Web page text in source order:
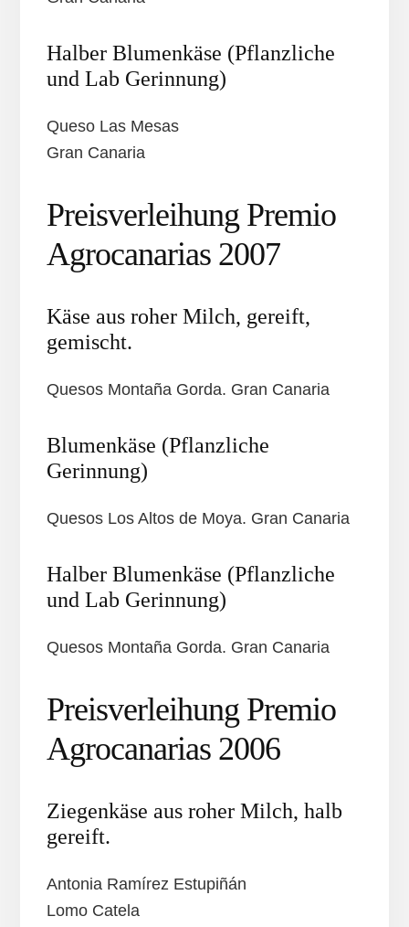
Halber Blumenkäse (Pflanzliche
und Lab Gerinnung)
Queso Las Mesas
Gran Canaria
Preisverleihung Premio
Agrocanarias 2007
Käse aus roher Milch, gereift,
gemischt.
Quesos Montaña Gorda. Gran Canaria
Blumenkäse (Pflanzliche
Gerinnung)
Quesos Los Altos de Moya. Gran Canaria
Halber Blumenkäse (Pflanzliche
und Lab Gerinnung)
Quesos Montaña Gorda. Gran Canaria
Preisverleihung Premio
Agrocanarias 2006
Ziegenkäse aus roher Milch, halb
gereift.
Antonia Ramírez Estupiñán
Lomo Catela